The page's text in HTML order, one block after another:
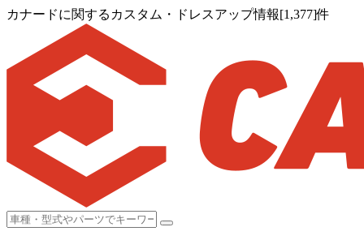
カナードに関するカスタム・ドレスアップ情報[1,377]件